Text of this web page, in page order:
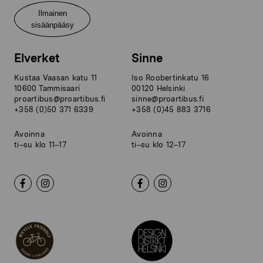
Ilmainen
sisäänpääsy
Elverket
Kustaa Vaasan katu 11
10600 Tammisaari
proartibus@proartibus.fi
+358 (0)50 371 6339
Avoinna
ti–su klo 11–17
Sinne
Iso Roobertinkatu 16
00120 Helsinki
sinne@proartibus.fi
+358 (0)45 883 3716
Avoinna
ti–su klo 12–17